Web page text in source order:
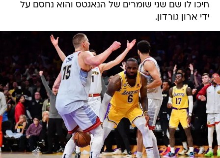
חיכו לו שם שני שומרים של הנאגטס והוא נחסם על
ידי ארון גורדון.